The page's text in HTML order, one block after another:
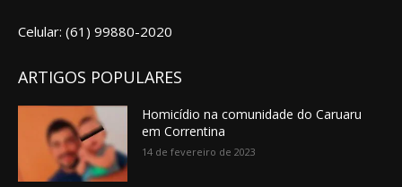
Celular: (61) 99880-2020
ARTIGOS POPULARES
Homicídio na comunidade do Caruaru
em Correntina
14 de fevereiro de 2023